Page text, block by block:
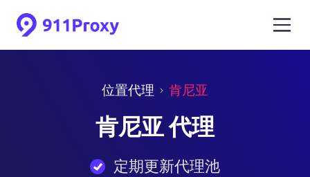
位置代理 肯尼亚
肯尼亚 代理
定期更新代理池